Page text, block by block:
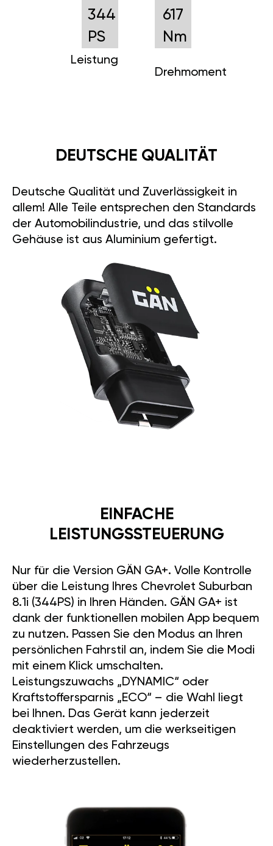
344
PS
Leistung
617
Nm
Drehmoment
DEUTSCHE QUALITÄT
Deutsche Qualität und Zuverlässigkeit in
allem! Alle Teile entsprechen den Standards
der Automobilindustrie, und das stilvolle
Gehäuse ist aus Aluminium gefertigt.
EINFACHE
LEISTUNGSSTEUERUNG
Nur für die Version GÄN GA+. Volle Kontrolle
über die Leistung Ihres Chevrolet Suburban
8.1i (344PS) in Ihren Händen. GÄN GA+ ist
dank der funktionellen mobilen App bequem
zu nutzen. Passen Sie den Modus an Ihren
persönlichen Fahrstil an, indem Sie die Modi
mit einem Klick umschalten.
Leistungszuwachs „DYNAMIC“ oder
Kraftstoffersparnis „ECO“ – die Wahl liegt
bei Ihnen. Das Gerät kann jederzeit
deaktiviert werden, um die werkseitigen
Einstellungen des Fahrzeugs
wiederherzustellen.